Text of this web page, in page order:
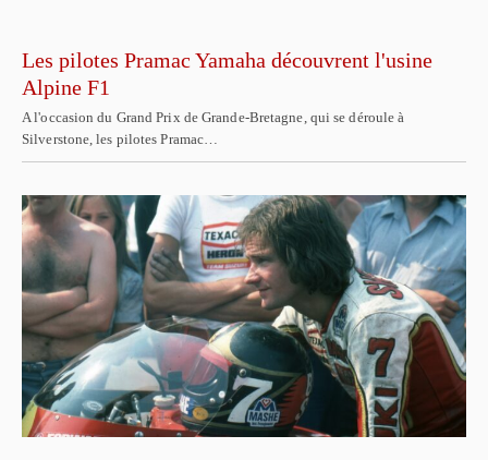
Les pilotes Pramac Yamaha découvrent l'usine
Alpine F1
A l'occasion du Grand Prix de Grande-Bretagne, qui se déroule à
Silverstone, les pilotes Pramac…